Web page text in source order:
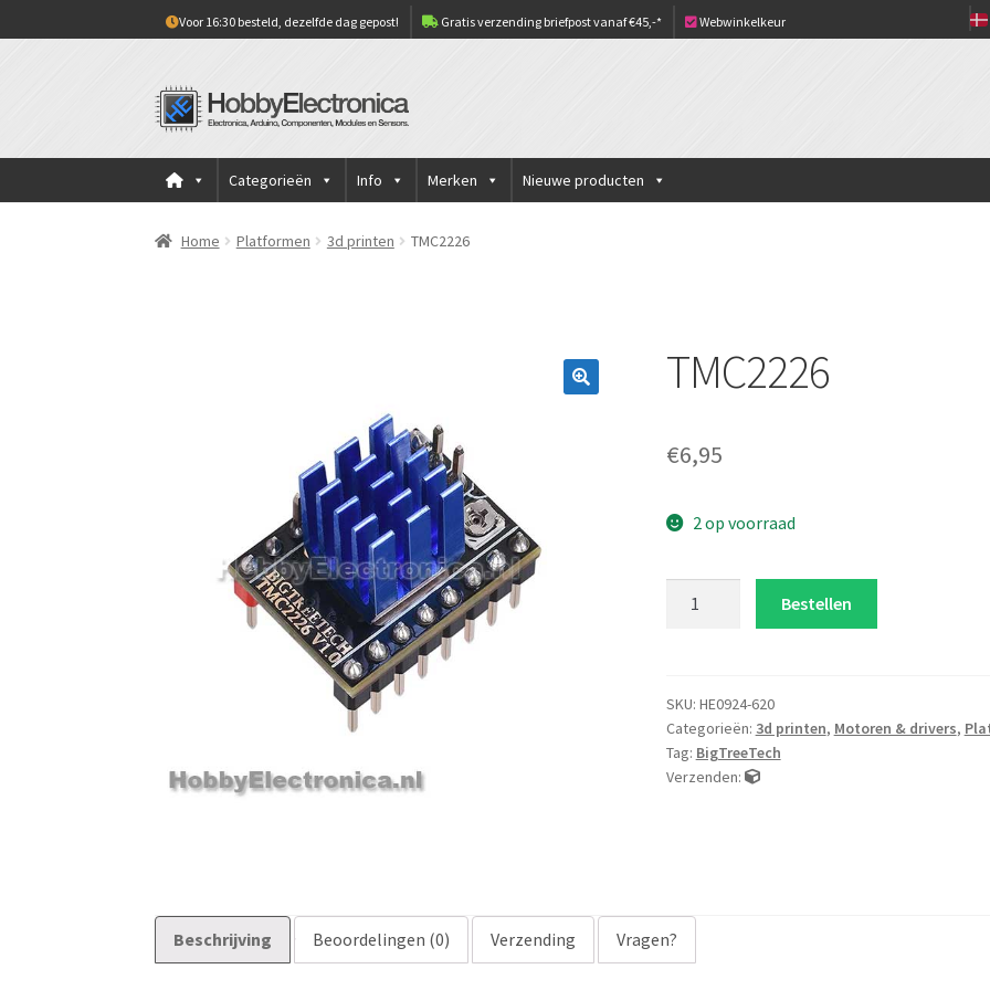
Voor 16:30 besteld, dezelfde dag gepost! Gratis verzending briefpost vanaf €45,-* Webwinkelkeur
Ga
door
navigatie
Ga
naar
inhoud
Categorieën Info Merken Nieuwe producten
Home Platformen 3d printen TMC2226
TMC2226
€6,95
2 op voorraad
Bestellen
SKU: HE0924-620
Categorieën: 3d printen, Motoren & drivers,
Tag: BigTreeTech
Verzenden:
Beschrijving Beoordelingen (0) Verzending Vragen?